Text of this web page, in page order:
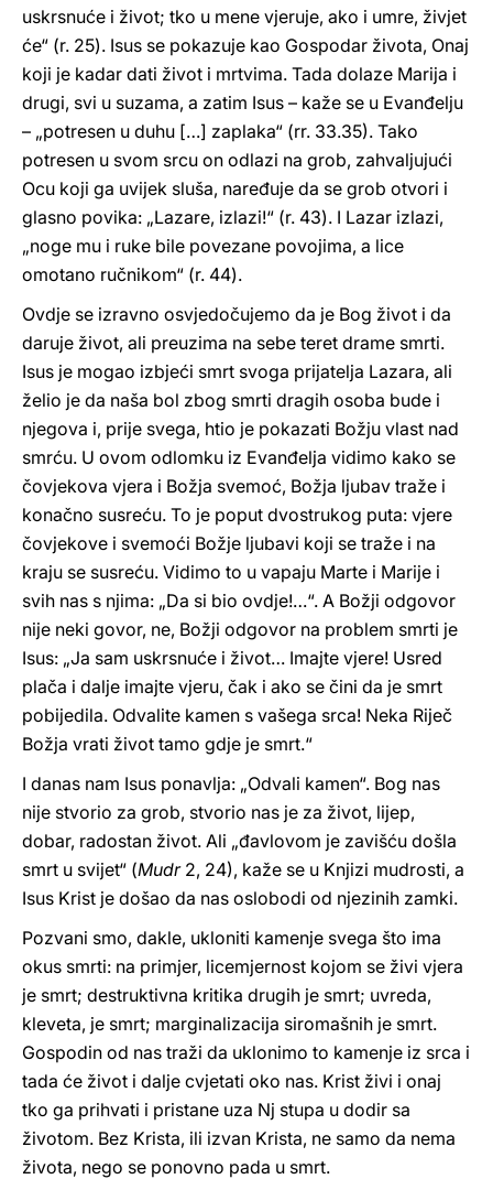
uskrsnuće i život; tko u mene vjeruje, ako i umre, živjet
će“ (r. 25). Isus se pokazuje kao Gospodar života, Onaj
koji je kadar dati život i mrtvima. Tada dolaze Marija i
drugi, svi u suzama, a zatim Isus – kaže se u Evanđelju
– „potresen u duhu […] zaplaka“ (rr. 33.35). Tako
potresen u svom srcu on odlazi na grob, zahvaljujući
Ocu koji ga uvijek sluša, naređuje da se grob otvori i
glasno povika: „Lazare, izlazi!“ (r. 43). I Lazar izlazi,
„noge mu i ruke bile povezane povojima, a lice
omotano ručnikom“ (r. 44).
Ovdje se izravno osvjedočujemo da je Bog život i da
daruje život, ali preuzima na sebe teret drame smrti.
Isus je mogao izbjeći smrt svoga prijatelja Lazara, ali
želio je da naša bol zbog smrti dragih osoba bude i
njegova i, prije svega, htio je pokazati Božju vlast nad
smrću. U ovom odlomku iz Evanđelja vidimo kako se
čovjekova vjera i Božja svemoć, Božja ljubav traže i
konačno susreću. To je poput dvostrukog puta: vjere
čovjekove i svemoći Božje ljubavi koji se traže i na
kraju se susreću. Vidimo to u vapaju Marte i Marije i
svih nas s njima: „Da si bio ovdje!…“. A Božji odgovor
nije neki govor, ne, Božji odgovor na problem smrti je
Isus: „Ja sam uskrsnuće i život… Imajte vjere! Usred
plača i dalje imajte vjeru, čak i ako se čini da je smrt
pobijedila. Odvalite kamen s vašega srca! Neka Riječ
Božja vrati život tamo gdje je smrt.“
I danas nam Isus ponavlja: „Odvali kamen“. Bog nas
nije stvorio za grob, stvorio nas je za život, lijep,
dobar, radostan život. Ali „đavlovom je zavišću došla
smrt u svijet“ (Mudr2, 24), kaže se u Knjizi mudrosti, a
Isus Krist je došao da nas oslobodi od njezinih zamki.
Pozvani smo, dakle, ukloniti kamenje svega što ima
okus smrti: na primjer, licemjernost kojom se živi vjera
je smrt; destruktivna kritika drugih je smrt; uvreda,
kleveta, je smrt; marginalizacija siromašnih je smrt.
Gospodin od nas traži da uklonimo to kamenje iz srca i
tada će život i dalje cvjetati oko nas. Krist živi i onaj
tko ga prihvati i pristane uza Nj stupa u dodir sa
životom. Bez Krista, ili izvan Krista, ne samo da nema
života, nego se ponovno pada u smrt.